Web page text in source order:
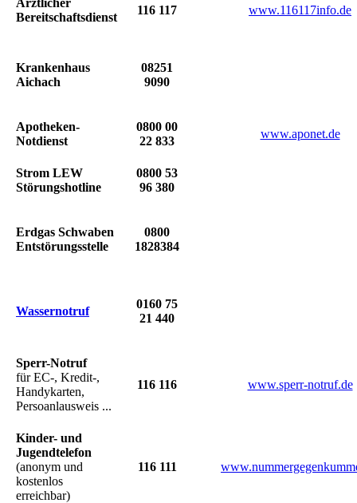
Ärztlicher
Bereitschaftsdienst
116 117 www.116117info.de
Krankenhaus
Aichach
08251
9090
Apotheken-
Notdienst
0800 00
22 833
www.aponet.de
Strom LEW
Störungshotline
0800 53
96 380
Erdgas Schwaben
Entstörungsstelle
0800
1828384
Wassernotruf
0160 75
21 440
Sperr-Notruf
für EC-, Kredit-,
Handykarten,
Persoanlausweis ...
116 116 www.sperr-notruf.de
Kinder- und
Jugendtelefon
(anonym und
kostenlos
erreichbar)
116 111